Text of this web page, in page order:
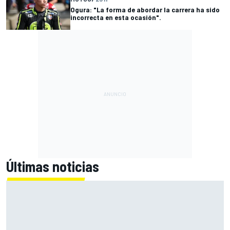
Ogura: "La forma de abordar la carrera ha sido
incorrecta en esta ocasión".
Últimas noticias